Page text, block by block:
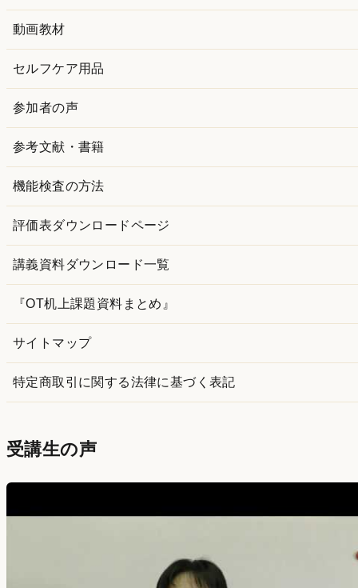
動画教材
セルフケア用品
参加者の声
参考文献・書籍
機能検査の方法
評価表ダウンロードページ
講義資料ダウンロード一覧
『OT机上課題資料まとめ』
サイトマップ
特定商取引に関する法律に基づく表記
受講生の声